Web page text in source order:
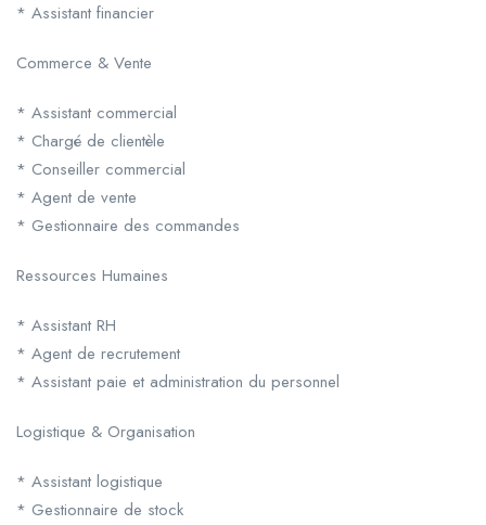
* Assistant financier
Commerce & Vente
* Assistant commercial
* Chargé de clientèle
* Conseiller commercial
* Agent de vente
* Gestionnaire des commandes
Ressources Humaines
* Assistant RH
* Agent de recrutement
* Assistant paie et administration du personnel
Logistique & Organisation
* Assistant logistique
* Gestionnaire de stock